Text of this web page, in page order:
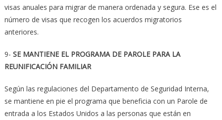
visas anuales para migrar de manera ordenada y segura. Ese es el
número de visas que recogen los acuerdos migratorios
anteriores.
9- SE MANTIENE EL PROGRAMA DE PAROLE PARA LA
REUNIFICACIÓN FAMILIAR
Según las regulaciones del Departamento de Seguridad Interna,
se mantiene en pie el programa que beneficia con un Parole de
entrada a los Estados Unidos a las personas que están en